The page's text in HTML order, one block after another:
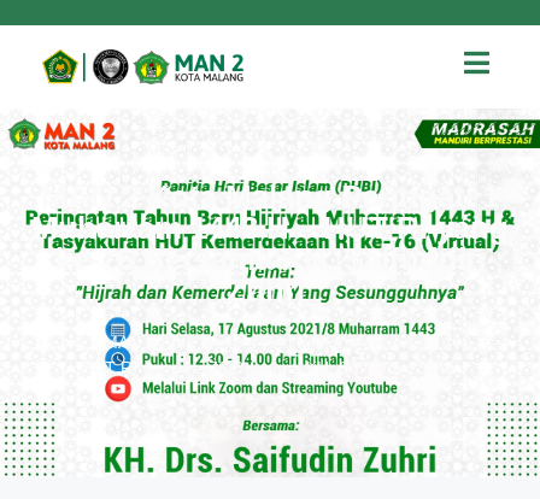
MAN 2 Kota Malang Peringati 1
Muharram 1443 H – HUT RI yang
ke-76 Bersama KH. Saifuddin
Zuhri
MAN 2 Kota Malang Peringati 1 Muharram 1443 H –
HUT RI yang ke-76 Bersama KH. Saifuddin Zuhri